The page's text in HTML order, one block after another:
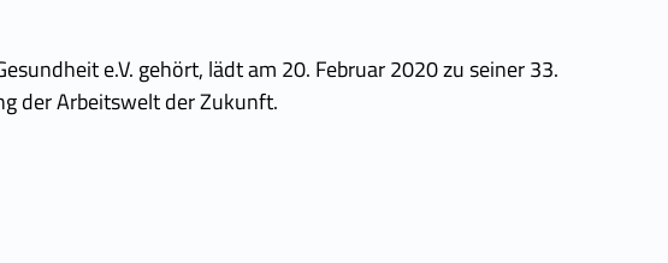
e.V. gehört, lädt am 20. Februar 2020 zu seiner 33.
der Arbeitswelt der Zukunft.